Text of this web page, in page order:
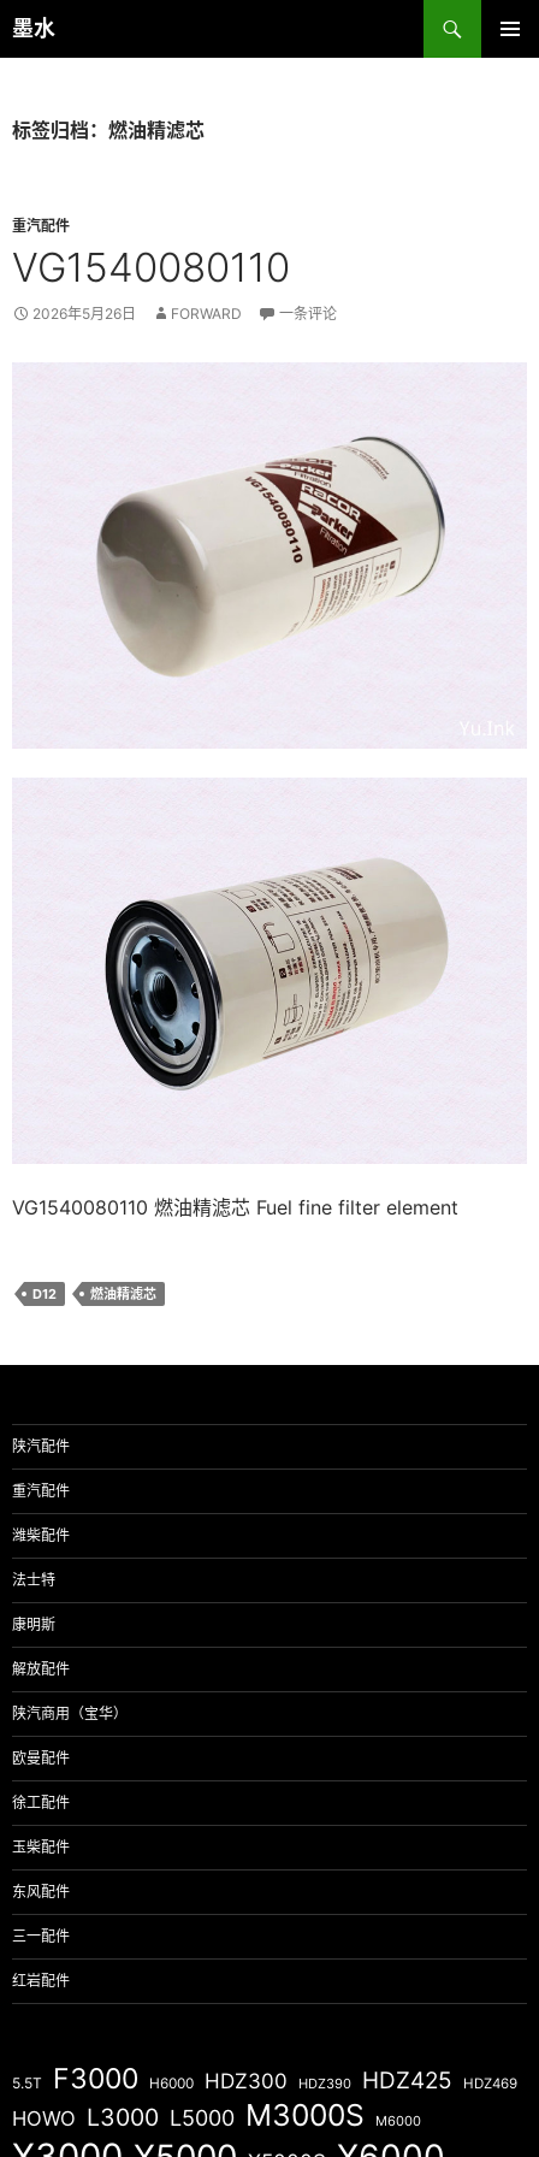
跳
至
墨水
搜
索
标签归档：燃油精滤芯
重汽配件
VG1540080110
2026年5月26日 FORWARD 一条评论
VG1540080110 燃油精滤芯 Fuel fine filter element
D12 燃油精滤芯
陕汽配件
重汽配件
潍柴配件
法士特
康明斯
解放配件
陕汽商用（宝华）
欧曼配件
徐工配件
玉柴配件
东风配件
三一配件
红岩配件
5.5T F3000 H6000 HDZ300 HDZ390 HDZ425 HDZ469
HOWO L3000 L5000 M3000S M6000